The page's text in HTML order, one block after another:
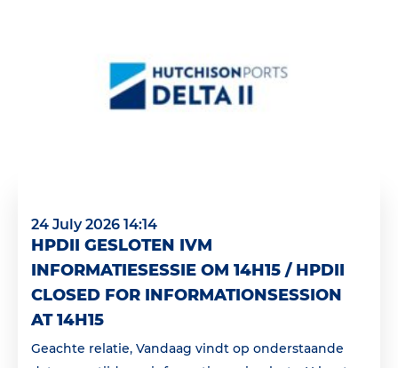
24 July 2026 14:14
HPDII GESLOTEN IVM
INFORMATIESESSIE OM 14H15 / HPDII
CLOSED FOR INFORMATIONSESSION
AT 14H15
Geachte relatie, Vandaag vindt op onderstaande